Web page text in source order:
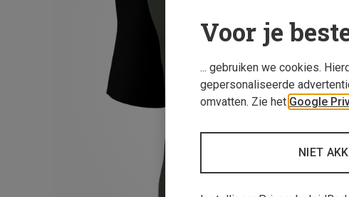
Voor je
... gebruiken we cookies.
gepersonaliseerde
omvatten. Zie het Google
NIET